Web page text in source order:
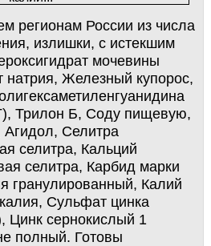
регионам России из числа
излишки, с истекшим
мочевины
Железный купорос,
Трилон Б, Соду пищевую,
Агидол, Селитра
селитра, Кальций
селитра, Карбид марки
гранулированный, Калий
Сульфат цинка
Цинк сернокислый 1
полный. Готовы